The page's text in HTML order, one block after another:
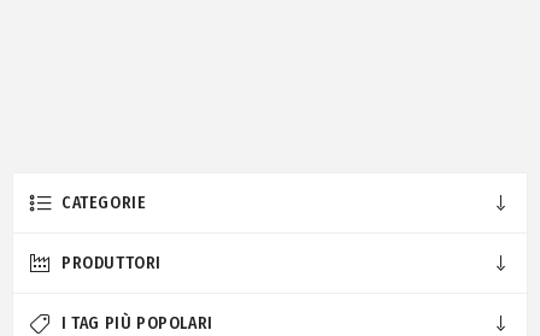
CATEGORIE
PRODUTTORI
I TAG PIÙ POPOLARI